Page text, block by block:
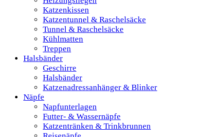
Katzenkissen
Katzentunnel & Raschelsäcke
Tunnel & Raschelsäcke
Kühlmatten
Treppen
Halsbänder
Geschirre
Halsbänder
Katzenadressanhänger & Blinker
Näpfe
Napfunterlagen
Futter- & Wassernäpfe
Katzentränken & Trinkbrunnen